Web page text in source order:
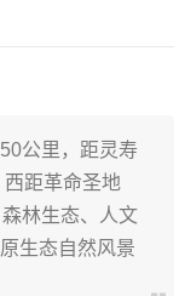
公里，距灵寿
距革命圣地
林生态、人文
生态自然风景